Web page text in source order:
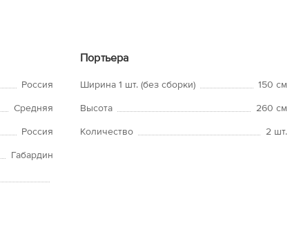
Россия
Средняя
Россия
Габардин
Портьера
Ширина 1 шт. (без сборки)
150 см
Высота
260 см
Количество
2 шт.